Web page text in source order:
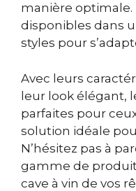
manière optimale.
disponibles dans
styles pour
Avec leurs
leur look élégant,
parfaites pour
solution idéale
N’hésitez pas à
gamme de
cave à vin de vos